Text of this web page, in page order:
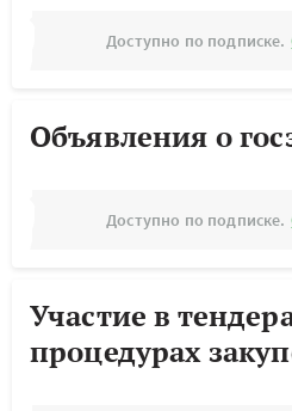
Доступно по подписке.
Объявления о
Доступно по подписке.
Участие в
процедурах